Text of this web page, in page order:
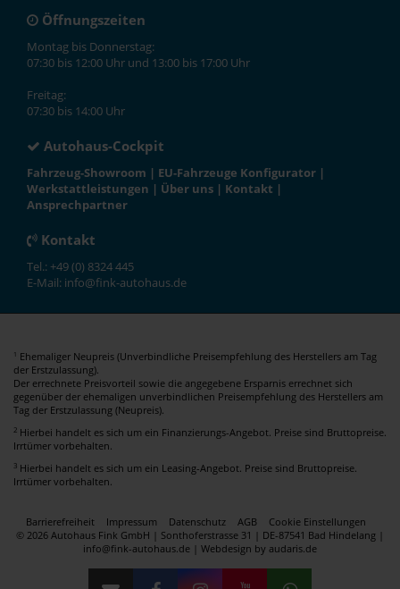
Öffnungszeiten
Montag bis Donnerstag:
07:30 bis 12:00 Uhr und 13:00 bis 17:00 Uhr
Freitag:
07:30 bis 14:00 Uhr
Autohaus-Cockpit
Fahrzeug-Showroom | EU-Fahrzeuge Konfigurator |
Werkstattleistungen | Über uns | Kontakt |
Ansprechpartner
Kontakt
Tel.: +49 (0) 8324 445
E-Mail: info@fink-autohaus.de
1 Ehemaliger Neupreis (Unverbindliche Preisempfehlung des Herstellers am Tag
der Erstzulassung).
Der errechnete Preisvorteil sowie die angegebene Ersparnis errechnet sich
gegenüber der ehemaligen unverbindlichen Preisempfehlung des Herstellers am
Tag der Erstzulassung (Neupreis).
2 Hierbei handelt es sich um ein Finanzierungs-Angebot. Preise sind Bruttopreise.
Irrtümer vorbehalten.
3 Hierbei handelt es sich um ein Leasing-Angebot. Preise sind Bruttopreise.
Irrtümer vorbehalten.
Barrierefreiheit Impressum Datenschutz AGB
Cookie Einstellungen
© 2026 Autohaus Fink GmbH | Sonthoferstrasse 31 | DE-87541 Bad Hindelang |
info@fink-autohaus.de | Webdesign by audaris.de